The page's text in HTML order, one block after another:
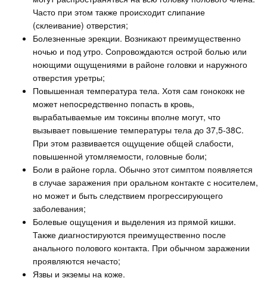
Часто при этом также происходит слипание
(склеивание) отверстия;
Болезненные эрекции. Возникают преимущественно
ночью и под утро. Сопровождаются острой болью или
ноющими ощущениями в районе головки и наружного
отверстия уретры;
Повышенная температура тела. Хотя сам гонококк не
может непосредственно попасть в кровь,
вырабатываемые им токсины вполне могут, что
вызывает повышение температуры тела до 37,5-38С.
При этом развивается ощущение общей слабости,
повышенной утомляемости, головные боли;
Боли в районе горла. Обычно этот симптом появляется
в случае заражения при оральном контакте с носителем,
но может и быть следствием прогрессирующего
заболевания;
Болевые ощущения и выделения из прямой кишки.
Также диагностируются преимущественно после
анального полового контакта. При обычном заражении
проявляются нечасто;
Язвы и экземы на коже.